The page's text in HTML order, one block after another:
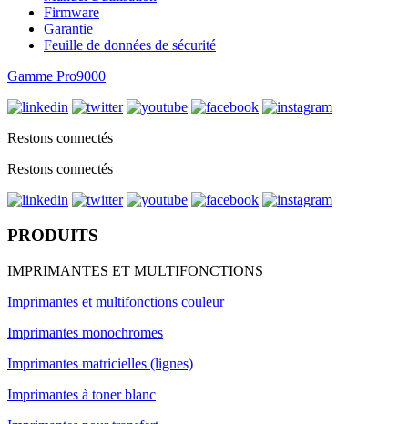
Firmware
Garantie
Feuille de données de sécurité
Gamme Pro9000
Restons connectés
Restons connectés
PRODUITS
IMPRIMANTES ET MULTIFONCTIONS
Imprimantes et multifonctions couleur
Imprimantes monochromes
Imprimantes matricielles (lignes)
Imprimantes à toner blanc